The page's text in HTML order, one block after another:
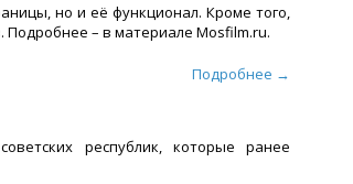
но и её функционал. Кроме того,
Подробнее – в материале Mosfilm.ru.
Подробнее →
республик, которые ранее